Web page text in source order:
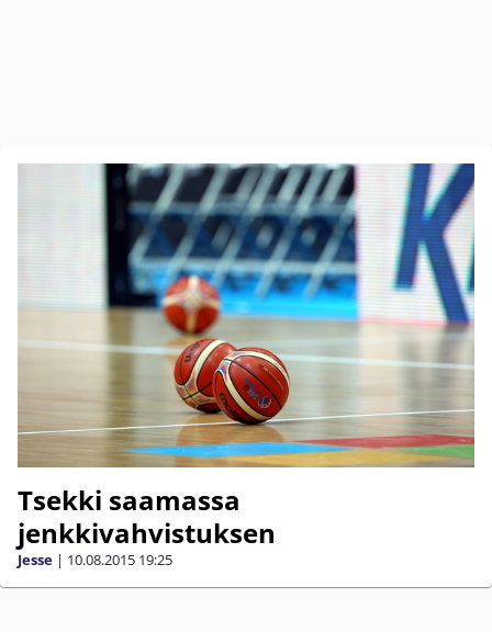
Tsekki saamassa
jenkkivahvistuksen
Jesse | 10.08.2015 19:25